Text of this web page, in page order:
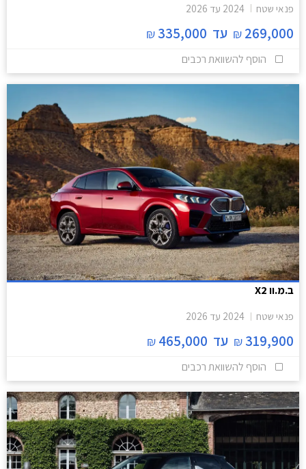
פנאי שטח 2024 עד 2026
269,000
₪ עד 335,000
₪
הוסף להשוואת רכבים
ב.מ.וו X2
פנאי שטח 2024 עד 2026
319,900
₪ עד 465,000
₪
הוסף להשוואת רכבים